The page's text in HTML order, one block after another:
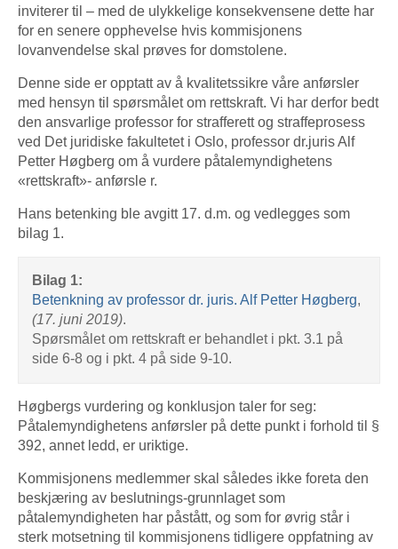
inviterer til – med de ulykkelige konsekvensene dette har
for en senere opphevelse hvis kommisjonens
lovanvendelse skal prøves for domstolene.
Denne side er opptatt av å kvalitetssikre våre anførsler
med hensyn til spørsmålet om rettskraft. Vi har derfor bedt
den ansvarlige professor for strafferett og straffeprosess
ved Det juridiske fakultetet i Oslo, professor dr.juris Alf
Petter Høgberg om å vurdere påtalemyndighetens
«rettskraft»- anførsle r.
Hans betenking ble avgitt 17. d.m. og vedlegges som
bilag 1.
Bilag 1:
Betenkning av professor dr. juris. Alf Petter Høgberg,
(17. juni 2019).
Spørsmålet om rettskraft er behandlet i pkt. 3.1 på
side 6-8 og i pkt. 4 på side 9-10.
Høgbergs vurdering og konklusjon taler for seg:
Påtalemyndighetens anførsler på dette punkt i forhold til §
392, annet ledd, er uriktige.
Kommisjonens medlemmer skal således ikke foreta den
beskjæring av beslutnings-grunnlaget som
påtalemyndigheten har påstått, og som for øvrig står i
sterk motsetning til kommisjonens tidligere oppfatning av